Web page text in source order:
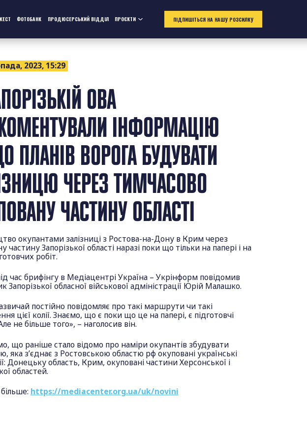
ФОТОБАНК ПРОДЮСЕРСЬКИЙ ВІДДІЛ ПРОЄКТИ ПІДПИШІТЬСЯ НА НАШУ РОЗСИЛКУ
2023, 15:29
ОВА
ІНФОРМАЦІЮ
ПЛАНІВ ВОРОГА БУДУВАТИ
ЧЕРЕЗ ТИМЧАСОВО
ЧАСТИНУ ОБЛАСТІ
окупантами залізниці з Ростова-на-Дону в Крим через
частину Запорізької області наразі поки що тільки на папері і на
робіт.
час брифінгу в Медіацентрі Україна – Укрінформ повідомив
Запорізької обласної військової адміністрації Юрій Малашко.
постійно повідомляє про такі маршрути чи такі
цієї колії. Знаємо, що є поки що це на папері, є підготовчі
не більше того», – наголосив він.
що раніше стало відомо про наміри окупантів збудувати
яка з’єднає з Ростовською областю рф окуповані українські
Донецьку область, Крим, окуповані частини Херсонської і
областей.
https://mediacenter.org.ua/uk/novini